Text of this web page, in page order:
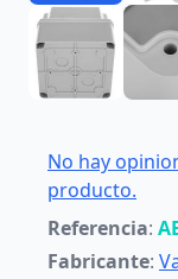
No hay
producto.
Referencia:
Fabricante: